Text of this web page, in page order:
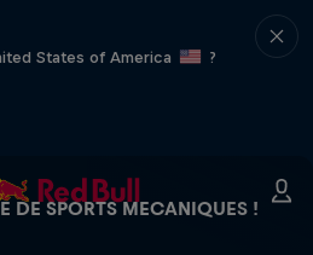
States of America
?
DE SPORTS MECANIQUES !